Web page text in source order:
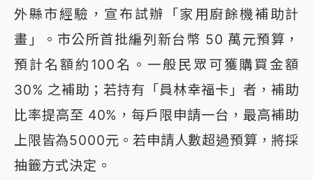
外縣市經驗，宣布試辦「家用廚餘機補助計
畫」。市公所首批編列新台幣 50 萬元預算，
預計名額約100名。一般民眾可獲購買金額
30% 之補助；若持有「員林幸福卡」者，補助
比率提高至 40%，每戶限申請一台，最高補助
上限皆為5000元。若申請人數超過預算，將採
抽籤方式決定。